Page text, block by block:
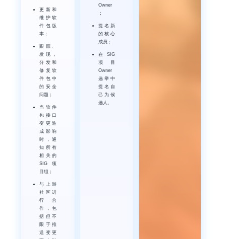
更新和
维护软
件包版
本；
跟踪、
发现，
分发和
修复软
件包中
的安全
问题；
当软件
包接口
变更造
成影响
时，通
知所有
相关的
SIG项
目组；
与上游
社区进
行合
作，包
括但不
限于推
送变更
Owner
；
提名新
的核心
成员；
在SIG
项目
Owner
选举中
提名自
己为候
选人。